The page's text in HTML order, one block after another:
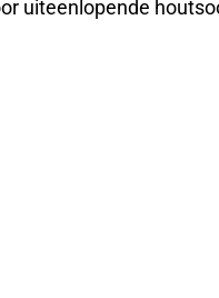
uiteenlopende